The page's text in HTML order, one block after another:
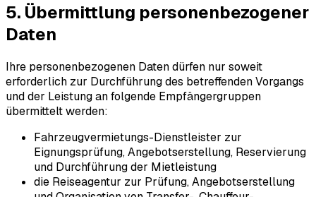
5. Übermittlung personenbezogener
Daten
Ihre personenbezogenen Daten dürfen nur soweit
erforderlich zur Durchführung des betreffenden Vorgangs
und der Leistung an folgende Empfängergruppen
übermittelt werden:
Fahrzeugvermietungs-Dienstleister zur
Eignungsprüfung, Angebotserstellung, Reservierung
und Durchführung der Mietleistung
die Reiseagentur zur Prüfung, Angebotserstellung